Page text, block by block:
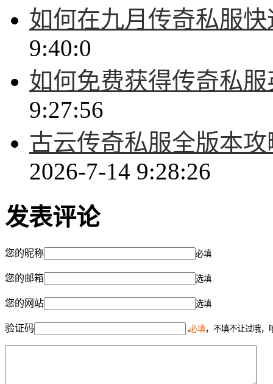
如何在九月传奇私服
9:40:0
如何免费获得传奇私
9:27:56
古云传奇私服全版本
2026-7-14 9:28:26
发表评论
您的昵称 必填
您的邮箱 选填
您的网站 选填
验证码 必填，不填不让过哦，